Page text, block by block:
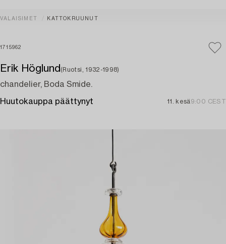
VALAISIMET KATTOKRUUNUT
1715962
Erik Höglund (Ruotsi, 1932-1998)
chandelier, Boda Smide.
Huutokauppa päättynyt 11. kesä 9:00 CEST